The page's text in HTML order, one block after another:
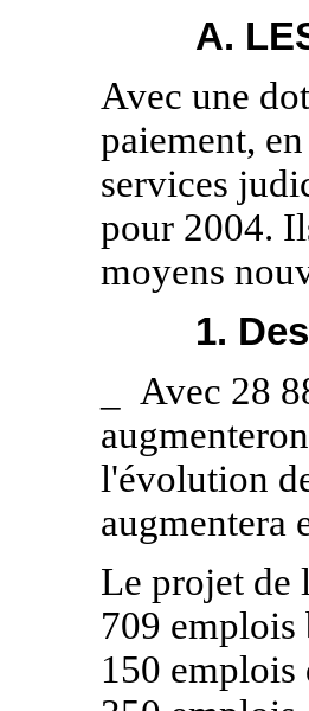
A.
Avec une
paiement,
services
pour 2004.
moyens
1.
Avec 28
l'évolution
augmentera
Le projet de
709 emplois
150 emplois